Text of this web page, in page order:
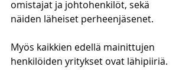
omistajat ja johtohenkilöt, sekä
näiden läheiset perheenjäsenet.
Myös kaikkien edellä mainittujen
henkilöiden yritykset ovat lähipiiriä.